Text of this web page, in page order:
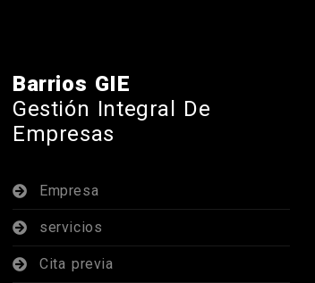
Barrios GIE
Gestión Integral De
Empresas
Empresa
servicios
Cita previa